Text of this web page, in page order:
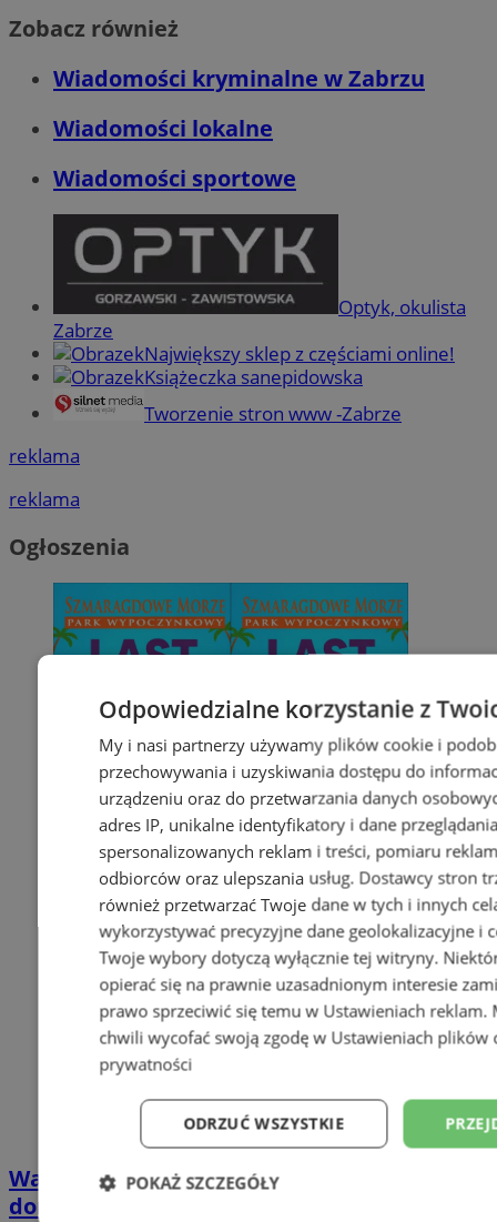
Zobacz również
Wiadomości kryminalne w Zabrzu
Wiadomości lokalne
Wiadomości sportowe
Optyk, okulista
Zabrze
Największy sklep z częściami online!
Książeczka sanepidowska
Tworzenie stron www -Zabrze
reklama
reklama
Ogłoszenia
Wakacyjny wypoczynek nad Bałtykiem w
domkach Szmaragdowe Morze
Odpowiedzialne korzystanie z
My i nasi partnerzy używamy plików cookie i
przechowywania i uzyskiwania dostępu do
urządzeniu oraz do przetwarzania danych
adres IP, unikalne identyfikatory i dane
spersonalizowanych reklam i treści, pomiaru
odbiorców oraz ulepszania usług. Dostawcy stron
również przetwarzać Twoje dane w tych i innych
wykorzystywać precyzyjne dane geolokalizacyjne i
Twoje wybory dotyczą wyłącznie tej witryny.
opierać się na prawnie uzasadnionym interesie
prawo sprzeciwić się temu w Ustawieniach reklam.
chwili wycofać swoją zgodę w Ustawieniach plików
prywatności
ODRZUĆ WSZYSTKIE
POKAŻ SZCZEGÓŁY